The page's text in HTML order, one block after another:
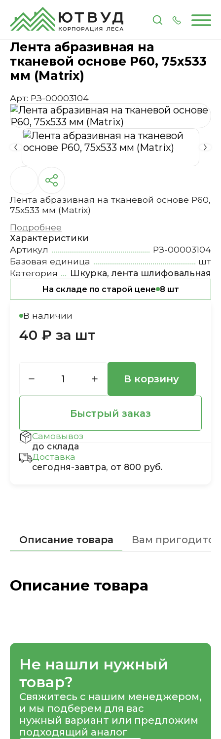
ГлавнаяКаталогИнструменты и расходные
Лента абразивная на
тканевой основе Р60, 75х533
мм (Matrix)
Арт: РЗ-00003104
Лента абразивная на тканевой основе Р60,
75х533 мм (Matrix)
Подробнее
Характеристики
Артикул
РЗ-00003104
Базовая единица
шт
Категория
Шкурка, лента шлифовальная
На складе по старой цене 8 шт
В наличии
40 ₽ за шт
В корзину
Быстрый заказ
Самовывоз
до склада
Доставка
сегодня-завтра, от 800 руб.
Описание товара Вам пригодится
Описание товара
Не нашли нужный
товар?
Свяжитесь с нашим менеджером,
и мы подберем для вас
нужный вариант или предложим
подходящий аналог